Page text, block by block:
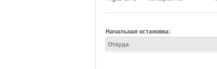
Начальная остановка: